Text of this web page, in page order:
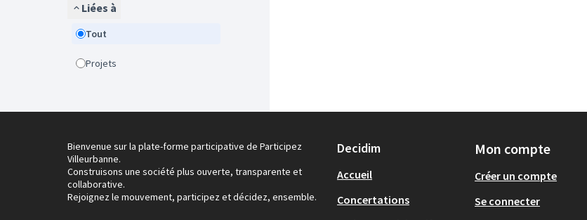
Liées à
Tout
Projets
Bienvenue sur la plate-forme participative de Participez
Villeurbanne.
Construisons une société plus ouverte, transparente et
collaborative.
Rejoignez le mouvement, participez et décidez, ensemble.
Decidim
Accueil
Concertations
Mon compte
Créer un compte
Se connecter